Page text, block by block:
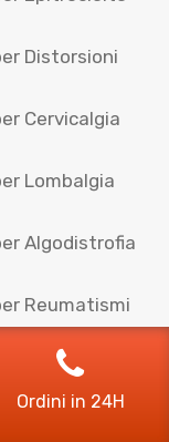
Distorsioni
Cervicalgia
Lombalgia
Algodistrofia
Reumatismi
Tendiniti
Ordini in 24H